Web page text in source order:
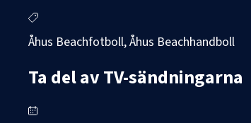
Åhus Beachfotboll, Åhus Beachhandboll
Ta del av TV-sändningarna